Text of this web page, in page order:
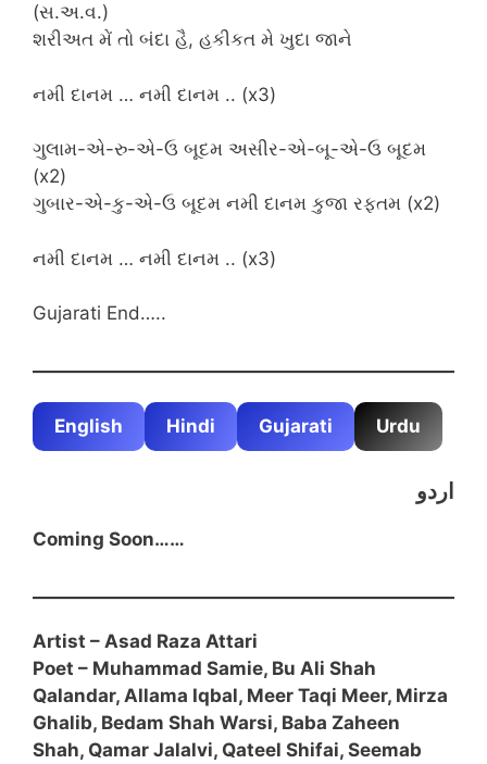
(સ.અ.વ.)
શરીઅત મેં તો બંદા હૈ, હકીકત મે ખુદા જાને
નમી દાનમ … નમી દાનમ .. (x3)
ગુલામ-એ-રુ-એ-ઉ બૂદમ અસીર-એ-બૂ-એ-ઉ બૂદમ
(x2)
ગુબાર-એ-કુ-એ-ઉ બૂદમ નમી દાનમ કુજા રફ્તમ (x2)
નમી દાનમ … નમી દાનમ .. (x3)
Gujarati End…..
English Hindi Gujarati Urdu
اردو
Coming Soon……
Artist – Asad Raza Attari
Poet – Muhammad Samie, Bu Ali Shah
Qalandar, Allama Iqbal, Meer Taqi Meer, Mirza
Ghalib, Bedam Shah Warsi, Baba Zaheen
Shah, Qamar Jalalvi, Qateel Shifai, Seemab